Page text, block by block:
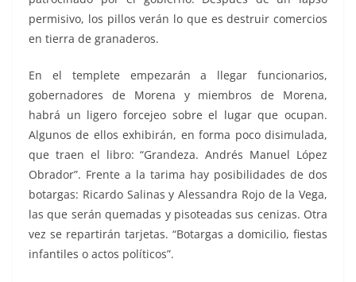
permisivo, los pillos verán lo que es destruir comercios
en tierra de granaderos.
En el templete empezarán a llegar funcionarios,
gobernadores de Morena y miembros de Morena,
habrá un ligero forcejeo sobre el lugar que ocupan.
Algunos de ellos exhibirán, en forma poco disimulada,
que traen el libro: “Grandeza. Andrés Manuel López
Obrador”. Frente a la tarima hay posibilidades de dos
botargas: Ricardo Salinas y Alessandra Rojo de la Vega,
las que serán quemadas y pisoteadas sus cenizas. Otra
vez se repartirán tarjetas. “Botargas a domicilio, fiestas
infantiles o actos políticos”.